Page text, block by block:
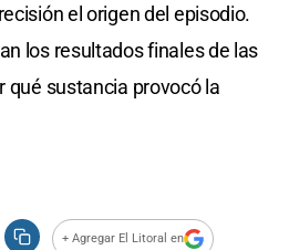
el origen del episodio.
los resultados finales de las
qué sustancia provocó la
+ Agregar El Litoral en